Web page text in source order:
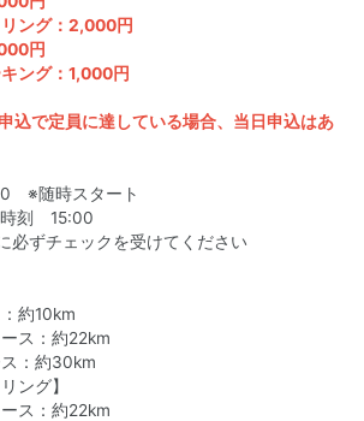
ング：2,000円
円
ング：1,000円
込で定員に達している場合、当日申込はあ
※随時スタート
時刻 15:00
必ずチェックを受けてください
約10km
ス：約22km
：約30km
ング】
ス：約22km